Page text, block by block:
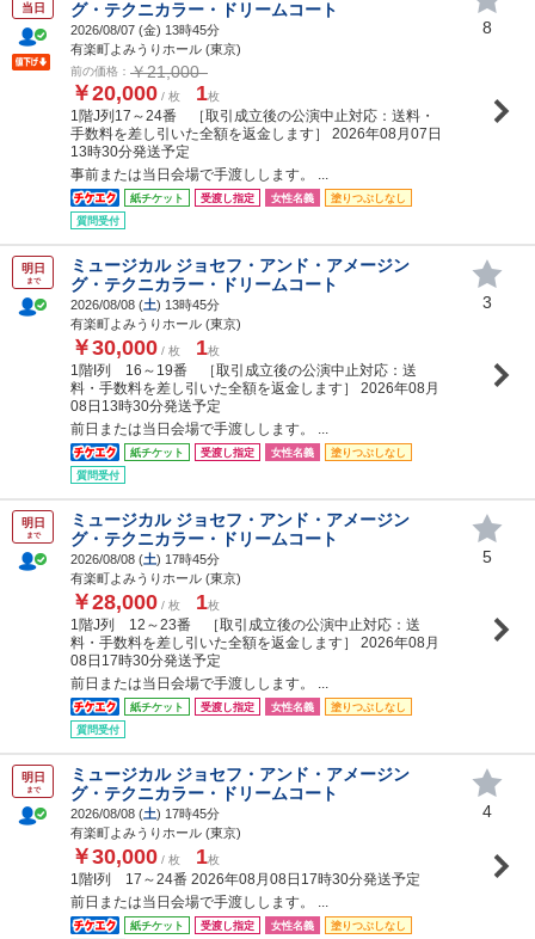
当日
グ・テクニカラー・ドリームコート
2026/08/07 (金) 13時45分
有楽町よみうりホール (東京)
前の価格： ￥21,000
￥20,000 / 枚 1枚
1階J列17～24番 ［取引成立後の公演中止対応：送料・
手数料を差し引いた全額を返金します］ 2026年08月07日
13時30分発送予定
事前または当日会場で手渡しします。 ...
紙チケット 受渡し指定 女性名義
塗りつぶしなし
質問受付
8
明日
まで
ミュージカル ジョセフ・アンド・アメージン
グ・テクニカラー・ドリームコート
2026/08/08 (土) 13時45分
有楽町よみうりホール (東京)
￥30,000 / 枚 1枚
1階I列 16～19番 ［取引成立後の公演中止対応：送
料・手数料を差し引いた全額を返金します］ 2026年08月
08日13時30分発送予定
前日または当日会場で手渡しします。 ...
紙チケット 受渡し指定 女性名義
塗りつぶしなし
質問受付
3
明日
まで
ミュージカル ジョセフ・アンド・アメージン
グ・テクニカラー・ドリームコート
2026/08/08 (土) 17時45分
有楽町よみうりホール (東京)
￥28,000 / 枚 1枚
1階J列 12～23番 ［取引成立後の公演中止対応：送
料・手数料を差し引いた全額を返金します］ 2026年08月
08日17時30分発送予定
前日または当日会場で手渡しします。 ...
紙チケット 受渡し指定 女性名義
塗りつぶしなし
質問受付
5
明日
まで
ミュージカル ジョセフ・アンド・アメージン
グ・テクニカラー・ドリームコート
2026/08/08 (土) 17時45分
有楽町よみうりホール (東京)
￥30,000 / 枚 1枚
1階I列 17～24番 2026年08月08日17時30分発送予定
前日または当日会場で手渡しします。 ...
紙チケット 受渡し指定 女性名義
塗りつぶしなし
4